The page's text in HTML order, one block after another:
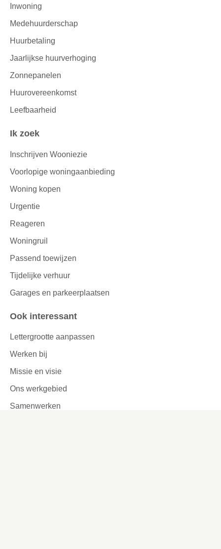
Inwoning
Medehuurderschap
Huurbetaling
Jaarlijkse huurverhoging
Zonnepanelen
Huurovereenkomst
Leefbaarheid
Ik zoek
Inschrijven Wooniezie
Voorlopige woningaanbieding
Woning kopen
Urgentie
Reageren
Woningruil
Passend toewijzen
Tijdelijke verhuur
Garages en parkeerplaatsen
Ook interessant
Lettergrootte aanpassen
Werken bij
Missie en visie
Ons werkgebied
Samenwerken